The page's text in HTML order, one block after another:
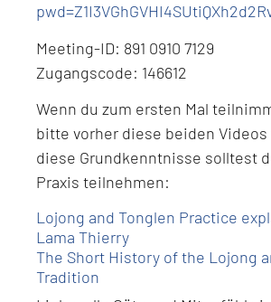
Meeting-ID: 891 0910 7129
Zugangscode: 146612
Wenn du zum ersten Mal
bitte vorher diese beiden Videos
diese Grundkenntnisse solltest
Praxis teilnehmen:
Lojong and Tonglen Practice
Lama Thierry
The Short History of the Lojong
Tradition